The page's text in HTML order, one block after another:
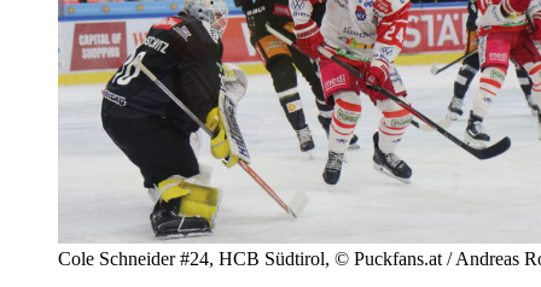
Cole Schneider #24, HCB Südtirol, © Puckfans.at / Andreas